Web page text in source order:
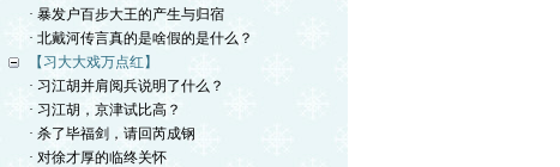
· 暴发户百步大王的产生与归宿
· 北戴河传言真的是啥假的是什么？
【习大大戏万点红】
· 习江胡并肩阅兵说明了什么？
· 习江胡，京津试比高？
· 杀了毕福剑，请回芮成钢
· 对徐才厚的临终关怀